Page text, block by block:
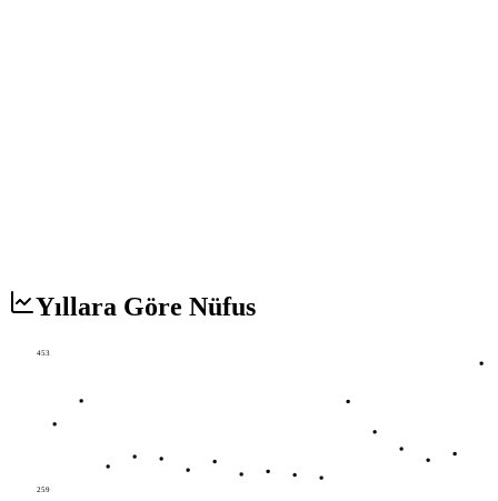
Yıllara Göre Nüfus
453
259